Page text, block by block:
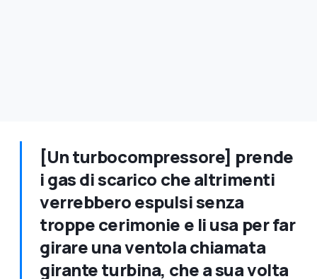
[Un turbocompressore] prende
i gas di scarico che altrimenti
verrebbero espulsi senza
troppe cerimonie e li usa per far
girare una ventola chiamata
girante turbina, che a sua volta